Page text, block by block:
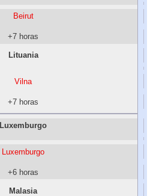
Beirut
+7 horas
Lituania
Vilna
+7 horas
Luxemburgo
Luxemburgo
+6 horas
Malasia